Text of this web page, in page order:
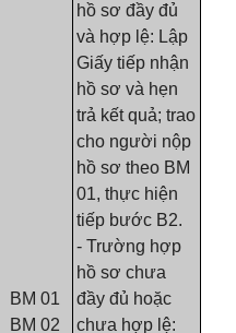
BM 01
BM 02
hồ sơ đầy đủ
và hợp lệ: Lập
Giấy tiếp nhận
hồ sơ và hẹn
trả kết quả; trao
cho người nộp
hồ sơ theo BM
01, thực hiện
tiếp bước B2.
- Trường hợp
hồ sơ chưa
đầy đủ hoặc
chưa hợp lệ: